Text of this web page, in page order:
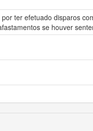
ter efetuado disparos
se houver